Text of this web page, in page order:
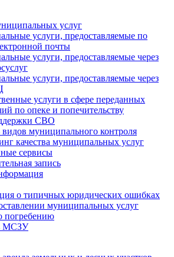
услуг
услуги, предоставляемые по
почты
услуги, предоставляемые через
услуги, предоставляемые через
услуги в сфере переданных
по опеке и попечительству
СВО
видов муниципального контроля
качества муниципальных услуг
сервисы
запись
о типичных юридических ошибках
муниципальных услуг
погребению
МСЗУ